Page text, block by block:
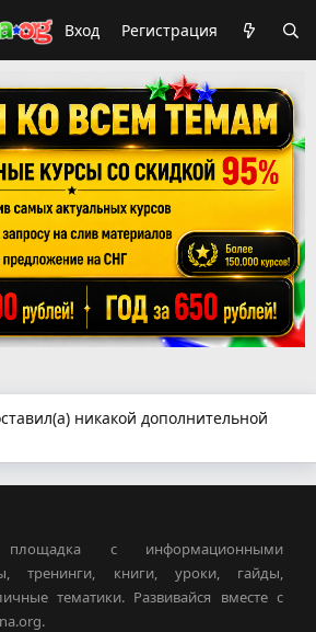
Вход Регистрация
никакой дополнительной
площадка с информационными
тренинги, книги, уроки, гайды,
тематики. Развивайся вместе с